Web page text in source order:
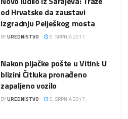
od Hrvatske da zaustavi
izgradnju Pelješkog mosta
BYUREDNISTVO 6. SRPNJA 2017.
Nakon pljačke pošte u Vitini: U
blizini Čitluka pronađeno
zapaljeno vozilo
BYUREDNISTVO 5. SRPNJA 2017.